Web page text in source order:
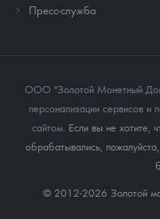
Пресс-служба
ООО "Золотой Монетный
персонализации сервисов и
сайтом. Если вы не хотите,
обрабатывались,
© 2012-2026 Золотой